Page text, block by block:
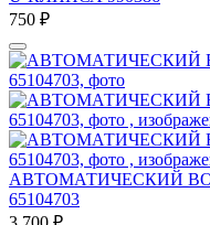
750 ₽
АВТОМАТИЧЕСКИЙ
65104703